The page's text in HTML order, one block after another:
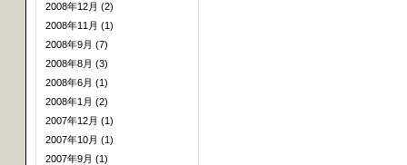
2008年12月 (2)
2008年11月 (1)
2008年9月 (7)
2008年8月 (3)
2008年6月 (1)
2008年1月 (2)
2007年12月 (1)
2007年10月 (1)
2007年9月 (1)